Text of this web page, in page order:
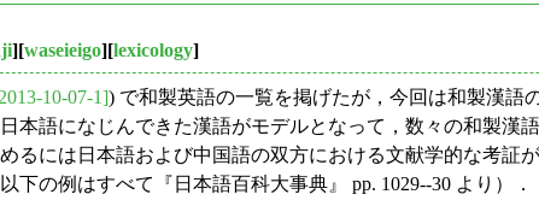
][waseieigo][lexicology]
10-07-1]) で和製英語の一覧を掲げたが，今回は和製漢語
本語になじんできた漢語がモデルとなって，数々の和製
るには日本語および中国語の双方における文献学的な考
下の例はすべて『日本語百科大事典』 pp. 1029--30 より）．